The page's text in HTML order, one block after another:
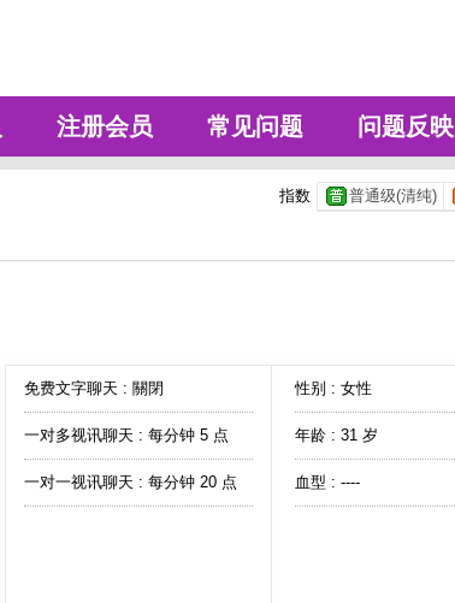
注册会员 常见问题 问题反映
指数 普通级(清纯)
免费文字聊天 : 關閉
一对多视讯聊天 : 每分钟 5 点
一对一视讯聊天 : 每分钟 20 点
性别 : 女性
年龄 : 31 岁
血型 : ----